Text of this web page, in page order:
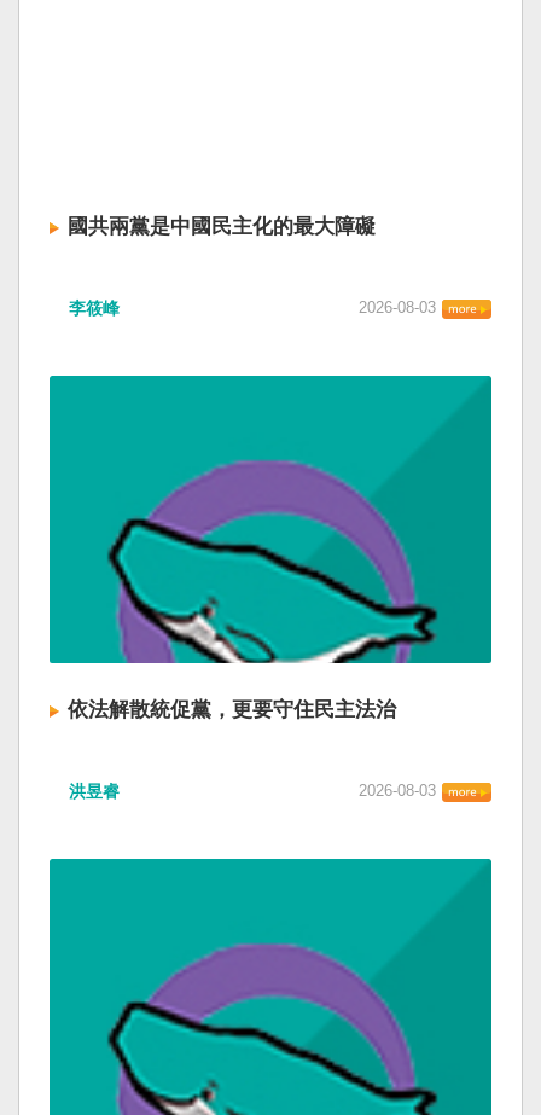
國共兩黨是中國民主化的最大障礙
李筱峰 2026-08-03
依法解散統促黨，更要守住民主法治
洪昱睿 2026-08-03